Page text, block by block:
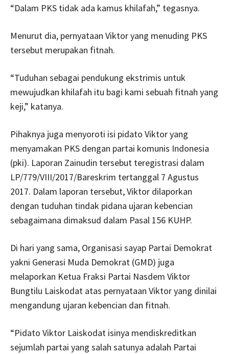
“Dalam PKS tidak ada kamus khilafah,” tegasnya.
Menurut dia, pernyataan Viktor yang menuding PKS
tersebut merupakan fitnah.
“Tuduhan sebagai pendukung ekstrimis untuk
mewujudkan khilafah itu bagi kami sebuah fitnah yang
keji,” katanya.
Pihaknya juga menyoroti isi pidato Viktor yang
menyamakan PKS dengan partai komunis Indonesia
(pki). Laporan Zainudin tersebut teregistrasi dalam
LP/779/VIII/2017/Bareskrim tertanggal 7 Agustus
2017. Dalam laporan tersebut, Viktor dilaporkan
dengan tuduhan tindak pidana ujaran kebencian
sebagaimana dimaksud dalam Pasal 156 KUHP.
Di hari yang sama, Organisasi sayap Partai Demokrat
yakni Generasi Muda Demokrat (GMD) juga
melaporkan Ketua Fraksi Partai Nasdem Viktor
Bungtilu Laiskodat atas pernyataan Viktor yang dinilai
mengandung ujaran kebencian dan fitnah.
“Pidato Viktor Laiskodat isinya mendiskreditkan
sejumlah partai yang salah satunya adalah Partai